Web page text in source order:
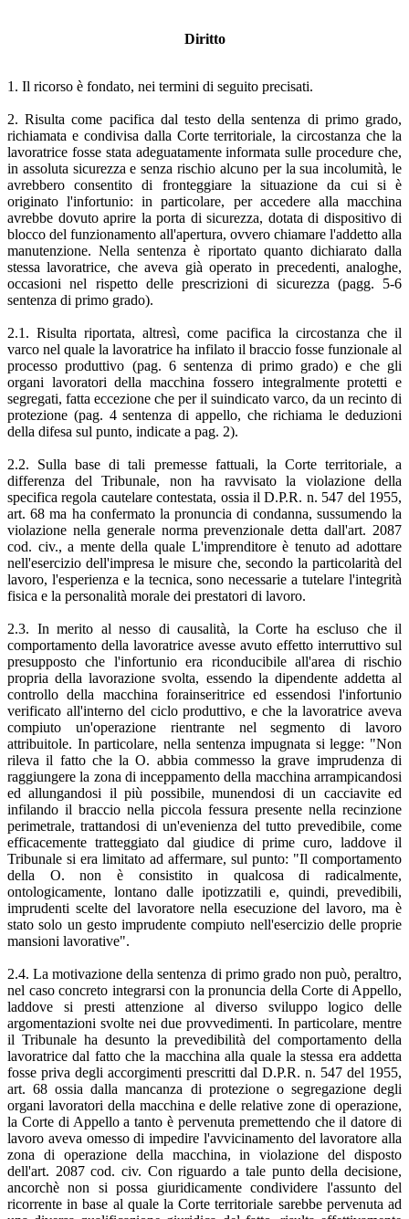
Diritto
1. Il ricorso è fondato, nei termini di seguito precisati.
2. Risulta come pacifica dal testo della sentenza di primo grado,
richiamata e condivisa dalla Corte territoriale, la circostanza che la
lavoratrice fosse stata adeguatamente informata sulle procedure che,
in assoluta sicurezza e senza rischio alcuno per la sua incolumità, le
avrebbero consentito di fronteggiare la situazione da cui si è
originato l'infortunio: in particolare, per accedere alla macchina
avrebbe dovuto aprire la porta di sicurezza, dotata di dispositivo di
blocco del funzionamento all'apertura, ovvero chiamare l'addetto alla
manutenzione. Nella sentenza è riportato quanto dichiarato dalla
stessa lavoratrice, che aveva già operato in precedenti, analoghe,
occasioni nel rispetto delle prescrizioni di sicurezza (pagg. 5-6
sentenza di primo grado).
2.1. Risulta riportata, altresì, come pacifica la circostanza che il
varco nel quale la lavoratrice ha infilato il braccio fosse funzionale al
processo produttivo (pag. 6 sentenza di primo grado) e che gli
organi lavoratori della macchina fossero integralmente protetti e
segregati, fatta eccezione che per il suindicato varco, da un recinto di
protezione (pag. 4 sentenza di appello, che richiama le deduzioni
della difesa sul punto, indicate a pag. 2).
2.2. Sulla base di tali premesse fattuali, la Corte territoriale, a
differenza del Tribunale, non ha ravvisato la violazione della
specifica regola cautelare contestata, ossia il D.P.R. n. 547 del 1955,
art. 68 ma ha confermato la pronuncia di condanna, sussumendo la
violazione nella generale norma prevenzionale detta dall'art. 2087
cod. civ., a mente della quale L'imprenditore è tenuto ad adottare
nell'esercizio dell'impresa le misure che, secondo la particolarità del
lavoro, l'esperienza e la tecnica, sono necessarie a tutelare l'integrità
fisica e la personalità morale dei prestatori di lavoro.
2.3. In merito al nesso di causalità, la Corte ha escluso che il
comportamento della lavoratrice avesse avuto effetto interruttivo sul
presupposto che l'infortunio era riconducibile all'area di rischio
propria della lavorazione svolta, essendo la dipendente addetta al
controllo della macchina forainseritrice ed essendosi l'infortunio
verificato all'interno del ciclo produttivo, e che la lavoratrice aveva
compiuto un'operazione rientrante nel segmento di lavoro
attribuitole. In particolare, nella sentenza impugnata si legge: "Non
rileva il fatto che la O. abbia commesso la grave imprudenza di
raggiungere la zona di inceppamento della macchina arrampicandosi
ed allungandosi il più possibile, munendosi di un cacciavite ed
infilando il braccio nella piccola fessura presente nella recinzione
perimetrale, trattandosi di un'evenienza del tutto prevedibile, come
efficacemente tratteggiato dal giudice di prime curo, laddove il
Tribunale si era limitato ad affermare, sul punto: "Il comportamento
della O. non è consistito in qualcosa di radicalmente,
ontologicamente, lontano dalle ipotizzatili e, quindi, prevedibili,
imprudenti scelte del lavoratore nella esecuzione del lavoro, ma è
stato solo un gesto imprudente compiuto nell'esercizio delle proprie
mansioni lavorative".
2.4. La motivazione della sentenza di primo grado non può, peraltro,
nel caso concreto integrarsi con la pronuncia della Corte di Appello,
laddove si presti attenzione al diverso sviluppo logico delle
argomentazioni svolte nei due provvedimenti. In particolare, mentre
il Tribunale ha desunto la prevedibilità del comportamento della
lavoratrice dal fatto che la macchina alla quale la stessa era addetta
fosse priva degli accorgimenti prescritti dal D.P.R. n. 547 del 1955,
art. 68 ossia dalla mancanza di protezione o segregazione degli
organi lavoratori della macchina e delle relative zone di operazione,
la Corte di Appello a tanto è pervenuta premettendo che il datore di
lavoro aveva omesso di impedire l'avvicinamento del lavoratore alla
zona di operazione della macchina, in violazione del disposto
dell'art. 2087 cod. civ. Con riguardo a tale punto della decisione,
ancorchè non si possa giuridicamente condividere l'assunto del
ricorrente in base al quale la Corte territoriale sarebbe pervenuta ad